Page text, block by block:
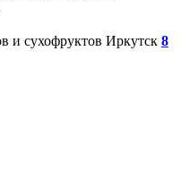
Иркутск 8